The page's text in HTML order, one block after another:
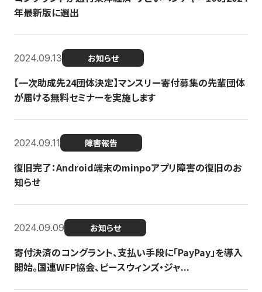
年最新版に選出
2024.09.13 お知らせ
【一次助成先24団体決定】マンスリー寄付募集の先輩団体
が届ける無料セミナーを実施します
2024.09.11 障害報告
復旧完了：Android端末のminpoアプリ障害の復旧のお
知らせ
2024.09.09 お知らせ
寄付決済のコングラント、支払い手段に「PayPay」を導入
開始。国連WFP協会、ピースウィンズ・ジャ...